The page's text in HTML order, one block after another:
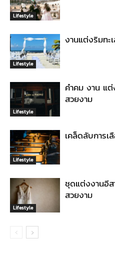
Lifestyle
Lifestyle
งานแต่งริมท
Lifestyle
คำคม งาน แ
สวยงาม
Lifestyle
เคล็ดลับการเ
Lifestyle
ชุดแต่งงานอีส
สวยงาม